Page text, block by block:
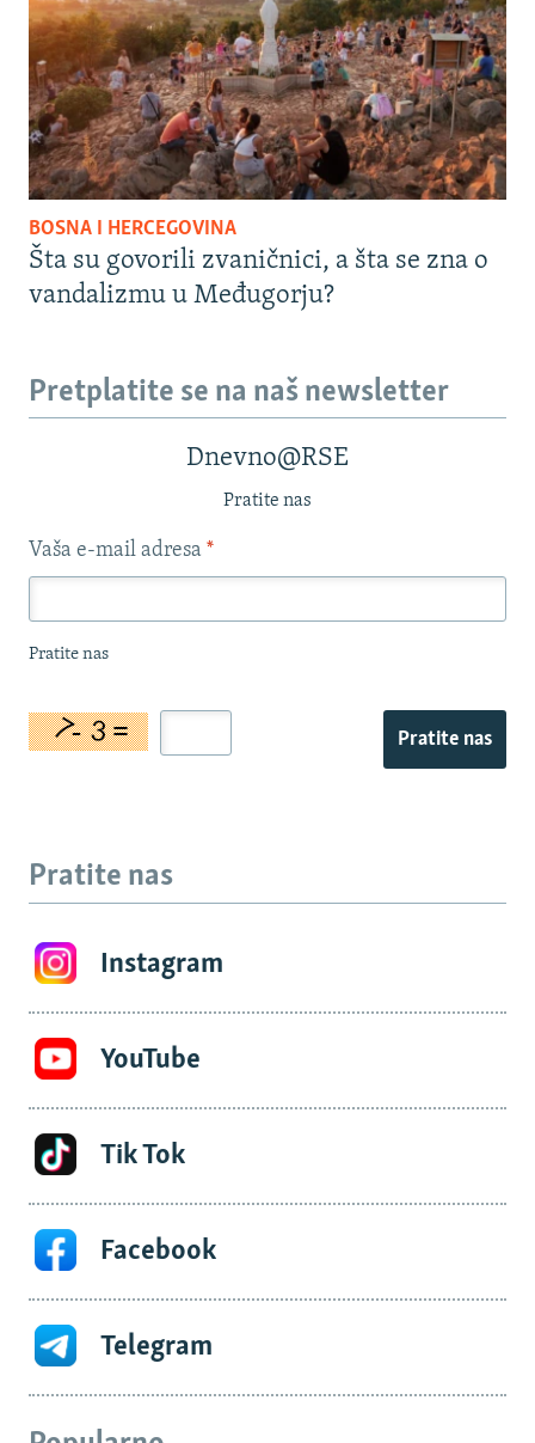
BOSNA I HERCEGOVINA
Šta su govorili zvaničnici, a šta se zna o
vandalizmu u Međugorju?
Pretplatite se na naš newsletter
Dnevno@RSE
Pratite nas
Vaša e-mail adresa *
Pratite nas
Pratite nas
Pratite nas
Instagram
YouTube
Tik Tok
Facebook
Telegram